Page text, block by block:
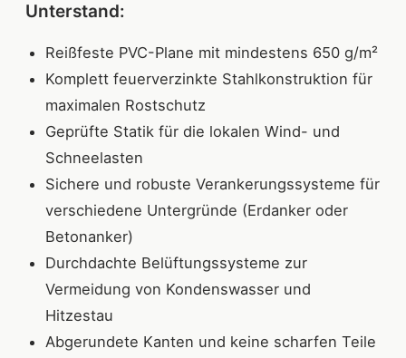
Unterstand:
Reißfeste PVC-Plane mit mindestens 650 g/m²
Komplett feuerverzinkte Stahlkonstruktion für
maximalen Rostschutz
Geprüfte Statik für die lokalen Wind- und
Schneelasten
Sichere und robuste Verankerungssysteme für
verschiedene Untergründe (Erdanker oder
Betonanker)
Durchdachte Belüftungssysteme zur
Vermeidung von Kondenswasser und
Hitzestau
Abgerundete Kanten und keine scharfen Teile